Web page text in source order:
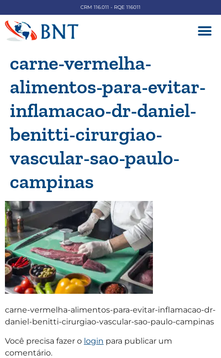
CRM 116.011 - RQE 116011
carne-vermelha-
alimentos-para-evitar-
inflamacao-dr-daniel-
benitti-cirurgiao-
vascular-sao-paulo-
campinas
carne-vermelha-alimentos-para-evitar-inflamacao-dr-
daniel-benitti-cirurgiao-vascular-sao-paulo-campinas
Você precisa fazer o login para publicar um
comentário.